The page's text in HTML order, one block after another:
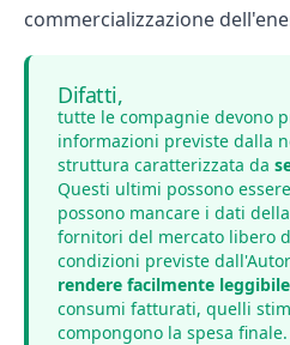
commercializzazione
Difatti,
tutte le compagnie devono
informazioni previste dalla
struttura caratterizzata da
Questi ultimi possono
possono mancare i dati
fornitori del mercato libero
condizioni previste
rendere facilmente
consumi fatturati, quelli
compongono la spesa finale.